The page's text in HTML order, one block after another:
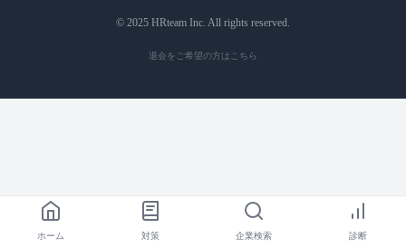
© 2025 HRteam Inc. All rights reserved.
退会をご希望の方はこちら
ホーム 対策 企業検索 診断